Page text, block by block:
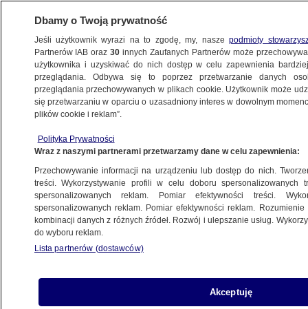
POLSKA
"Podcast polityczny" codziennie o 9.00
6.05.2025, 21:54
Posłuchaj artykułu
Czyta lektor AI
Dbamy o Twoją prywatność
Jeśli użytkownik wyrazi na to zgodę, my, naszepodmioty
Partnerów IAB oraz30 innych Zaufanych Partnerów może
użytkownika i uzyskiwać do nich dostęp w celu zapewnienia
przeglądania. Odbywa się to poprzez przetwarzanie danych
przeglądania przechowywanych w plikach cookie. Użytkownik może
się przetwarzaniu w oparciu o uzasadniony interes w dowolnym
plików cookie i reklam”.
Polityka Prywatności
Wraz z naszymi partnerami przetwarzamy dane w celu zapewnienia:
Przechowywanie informacji na urządzeniu lub dostęp do nich.
treści. Wykorzystywanie profili w celu doboru spersonalizowanych
spersonalizowanych reklam. Pomiar efektywności treści.
spersonalizowanych reklam. Pomiar efektywności reklam.
kombinacji danych z różnych źródeł. Rozwój i ulepszanie usług.
do wyboru reklam.
Lista partnerów (dostawców)
Akceptuję